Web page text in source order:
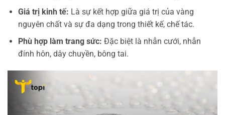
Giá trị kinh tế: Là sự kết hợp giữa giá trị của vàng
nguyên chất và sự đa dạng trong thiết kế, chế tác.
Phù hợp làm trang sức: Đặc biệt là nhẫn cưới, nhẫn
đính hôn, dây chuyền, bông tai.